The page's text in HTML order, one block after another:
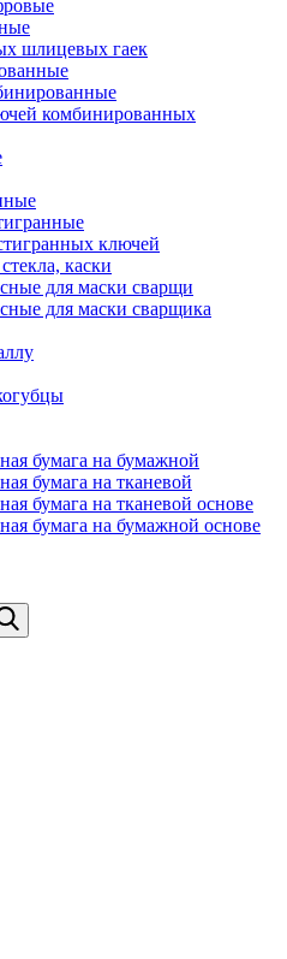
шлицевых гаек
комбинированных
ключей
каски
для маски сварщи
для маски сварщика
бумага на бумажной
бумага на тканевой
бумага на тканевой основе
бумага на бумажной основе